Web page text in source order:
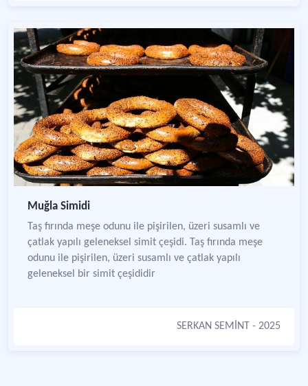
Muğla Simidi
Taş fırında meşe odunu ile pişirilen, üzeri susamlı ve
çatlak yapılı geleneksel simit çeşidi. Taş fırında meşe
odunu ile pişirilen, üzeri susamlı ve çatlak yapılı
geleneksel bir simit çeşididir
SERKAN SEMİNT - 2025